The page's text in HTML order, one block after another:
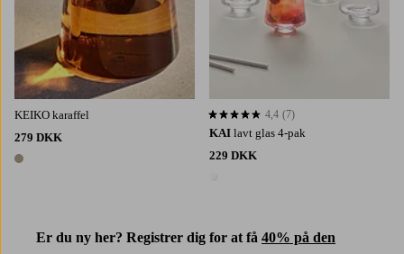
KEIKO karaffel
279 DKK
1 farve
Er du ny her? Registrer dig for at få 40% på den
KAI lavt glas 4-pak
229 DKK
4,4 baseret på 7 bedømmelser
4,4 (7)